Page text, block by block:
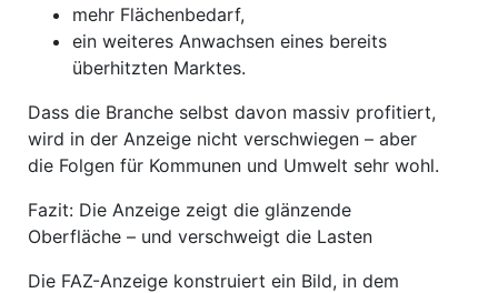
mehr Flächenbedarf,
ein weiteres Anwachsen eines bereits
überhitzten Marktes.
Dass die Branche selbst davon massiv profitiert,
wird in der Anzeige nicht verschwiegen – aber
die Folgen für Kommunen und Umwelt sehr wohl.
Fazit: Die Anzeige zeigt die glänzende
Oberfläche – und verschweigt die Lasten
Die FAZ-Anzeige konstruiert ein Bild, in dem